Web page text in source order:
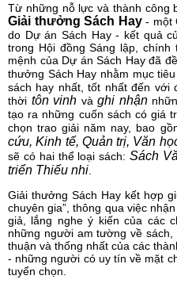
Từ những nỗ lực và thành công
Giải thưởng Sách Hay- một
do Dự án Sách Hay - kết quả
trong Hội đồng Sáng lập,
mệnh của Dự án Sách Hay đã
thưởng Sách Hay nhằm mục tiêu
sách hay nhất, tốt nhất đến với
thời tôn vinh vàghi nhận
tạo ra những cuốn sách có giá
chọn trao giải năm nay, bao
cứu, Kinh tế, Quản trị, Văn
sẽ có hai thể loại sách:Sách
triển Thiếu nhi
Giải thưởng Sách Hay kết hợp
chuyên gia”, thông qua việc
giả, lắng nghe ý kiến của các
những người am tường về
thuận và thống nhất của các
- những người có uy tín về mặt
tuyển chọn.